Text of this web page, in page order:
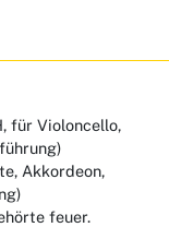
für Violoncello,
Akkordeon,
feuer.